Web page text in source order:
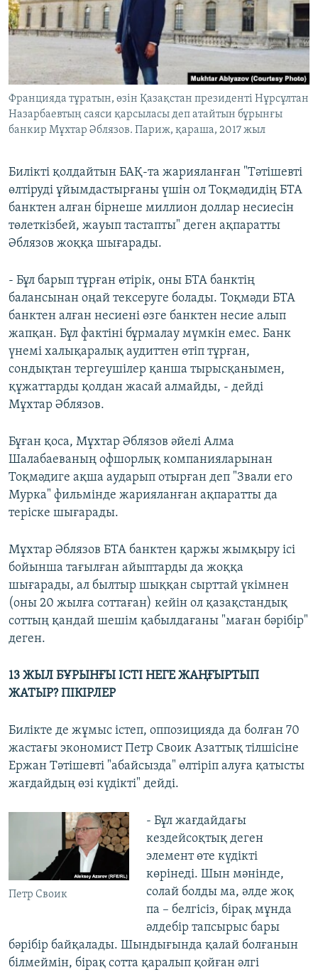
Францияда тұратын, өзін Қазақстан президенті Нұрсұлтан
Назарбаевтың саяси қарсыласы деп атайтын бұрынғы
банкир Мұхтар Әблязов. Париж, қараша, 2017 жыл
Билікті қолдайтын БАҚ-та жарияланған "Тәтішевті
өлтіруді ұйымдастырғаны үшін ол Тоқмәдидің БТА
банктен алған бірнеше миллион доллар несиесін
төлеткізбей, жауып тастапты" деген ақпаратты
Әблязов жоққа шығарады.
- Бұл барып тұрған өтірік, оны БТА банктің
балансынан оңай тексеруге болады. Тоқмәди БТА
банктен алған несиені өзге банктен несие алып
жапқан. Бұл фактіні бұрмалау мүмкін емес. Банк
үнемі халықаралық аудиттен өтіп тұрған,
сондықтан тергеушілер қанша тырысқанымен,
құжаттарды қолдан жасай алмайды, - дейді
Мұхтар Әблязов.
Бұған қоса, Мұхтар Әблязов әйелі Алма
Шалабаеваның офшорлық компанияларынан
Тоқмәдиге ақша аударып отырған деп "Звали его
Мурка" фильмінде жарияланған ақпаратты да
теріске шығарады.
Мұхтар Әблязов БТА банктен қаржы жымқыру ісі
бойынша тағылған айыптарды да жоққа
шығарады, ал былтыр шыққан сырттай үкімнен
(оны 20 жылға соттаған) кейін ол қазақстандық
соттың қандай шешім қабылдағаны "маған бәрібір"
деген.
13 ЖЫЛ БҰРЫНҒЫ ІСТІ НЕГЕ ЖАҢҒЫРТЫП
ЖАТЫР? ПІКІРЛЕР
Билікте де жұмыс істеп, оппозицияда да болған 70
жастағы экономист Петр Своик Азаттық тілшісіне
Ержан Тәтішевті "абайсызда" өлтіріп алуға қатысты
жағдайдың өзі күдікті" дейді.
Петр Своик
- Бұл жағдайдағы
кездейсоқтық деген
элемент өте күдікті
көрінеді. Шын мәнінде,
солай болды ма, әлде жоқ
па – белгісіз, бірақ мұнда
әлдебір тапсырыс бары
бәрібір байқалады. Шындығында қалай болғанын
білмеймін, бірақ сотта қаралып қойған әлгі